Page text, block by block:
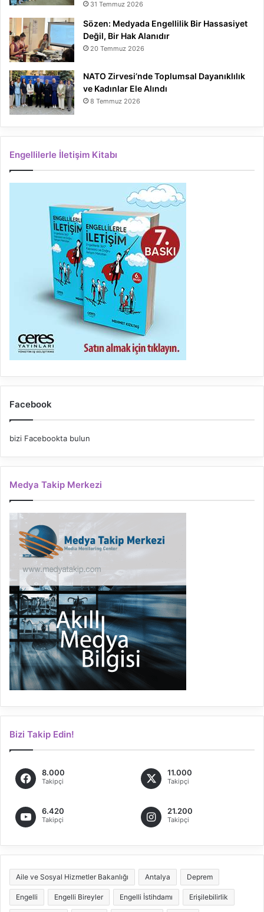
31 Temmuz 2026
Sözen: Medyada Engellilik Bir Hassasiyet
Değil, Bir Hak Alanıdır
20 Temmuz 2026
NATO Zirvesi’nde Toplumsal Dayanıklılık
ve Kadınlar Ele Alındı
8 Temmuz 2026
Engellilerle İletişim Kitabı
Facebook
bizi Facebookta bulun
Medya Takip Merkezi
Bizi Takip Edin!
8.000
Takipçi
11.000
Takipçi
6.420
Takipçi
21.200
Takipçi
Aile ve Sosyal Hizmetler Bakanlığı Antalya Deprem
Engelli Engelli Bireyler Engelli İstihdamı Erişilebilirlik